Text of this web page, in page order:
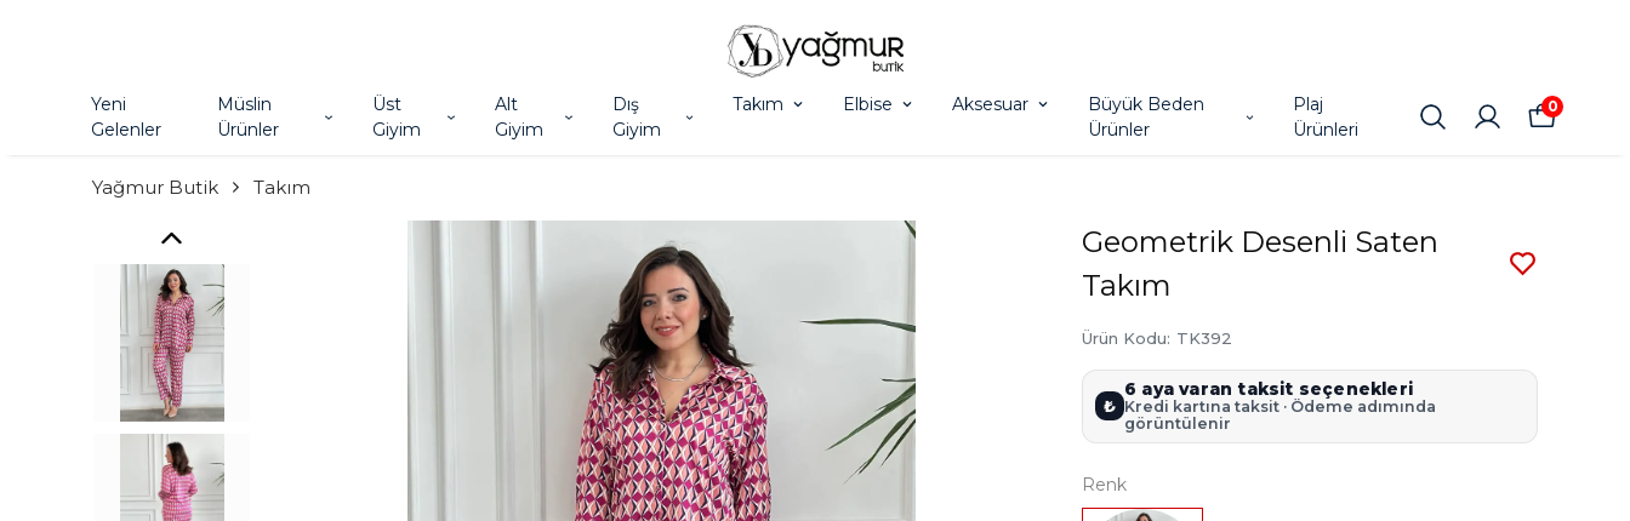
Yeni
Gelenler
Müslin
Ürünler
Üst
Giyim
Alt
Giyim
Dış
Giyim
Takım Elbise Aksesuar
Büyük Beden
Ürünler
Plaj
Ürünleri
0
Yağmur Butik Takım
Geometrik Desenli Saten
Takım
Ürün Kodu: TK392
₺
6 aya varan taksit seçenekleri
Kredi kartına taksit · Ödeme adımında
görüntülenir
Renk